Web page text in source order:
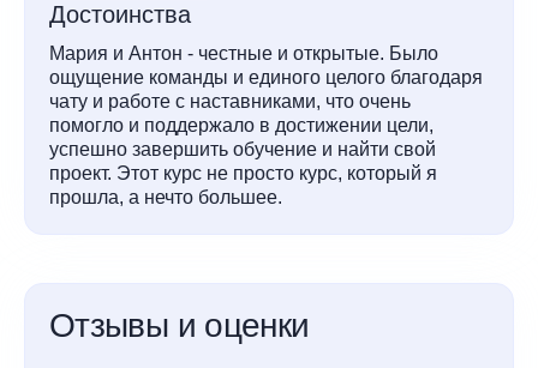
Достоинства
Мария и Антон - честные и открытые. Было
ощущение команды и единого целого благодаря
чату и работе с наставниками, что очень
помогло и поддержало в достижении цели,
успешно завершить обучение и найти свой
проект. Этот курс не просто курс, который я
прошла, а нечто большее.
Отзывы и оценки